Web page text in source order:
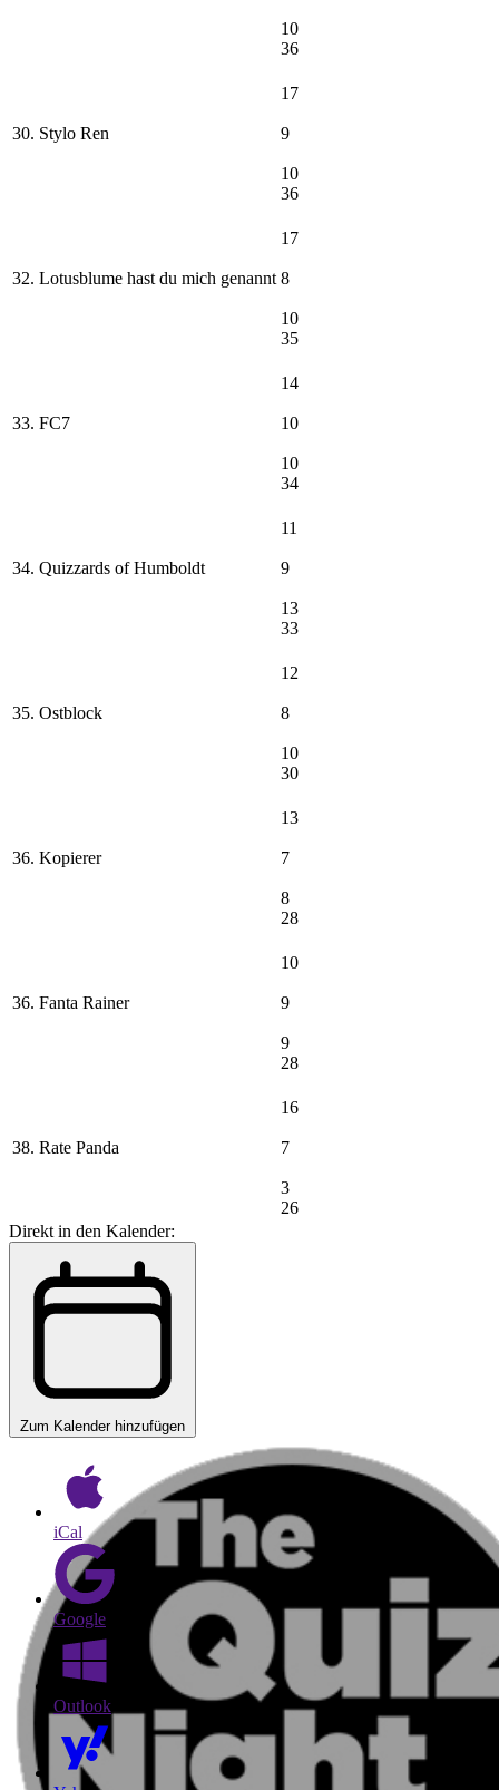
10
36
30. Stylo Ren
17
9
10
36
32. Lotusblume hast du mich genannt
17
8
10
35
33. FC7
14
10
10
34
34. Quizzards of Humboldt
11
9
13
33
35. Ostblock
12
8
10
30
36. Kopierer
13
7
8
28
36. Fanta Rainer
10
9
9
28
38. Rate Panda
16
7
3
26
Direkt in den Kalender:
Zum Kalender hinzufügen
iCal
Google
Outlook